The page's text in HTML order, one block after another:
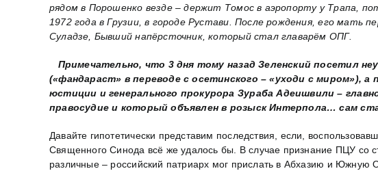
рядом в Порошенко везде – держит Томос в аэропорту у Трапа,
1972 года в Грузии, в городе Рустави. После рождения, его мать
Суладзе, Бывший напёрсточник, который стал главарём ОПГ.
Примечательно, что 3 дня тому назад Зеленский посетил
(«фандараст» в переводе с осетинского – «уходи с миром»),
юстиции и генерального прокурора Зураба Адеишвили –
правосудие и который объявлен в розыск Интерпола… сам
Давайте гипотетически представим последствия, если,
Священного Синода всё же удалось бы. В случае признание ПЦУ
различные – российский патриарх мог прислать в Абхазию и Южную